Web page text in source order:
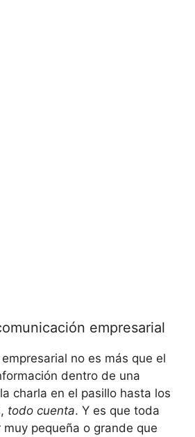
empresarial
no es más que el
dentro de una
charla en el pasillo hasta los
todo cuenta. Y es que toda
muy pequeña o grande que